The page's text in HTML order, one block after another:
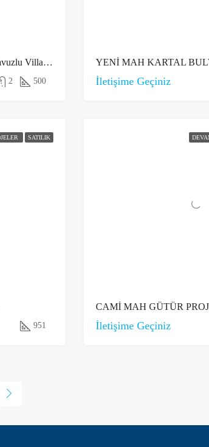
Fethiye’de Ultra Lüks Manzaralı ve Havuzlu Villalar 4
2 500
YENİ MAH KARTAL
İletişime Geçiniz
SATILIK
951
CAMİ MAH GÜTÜR
İletişime Geçiniz